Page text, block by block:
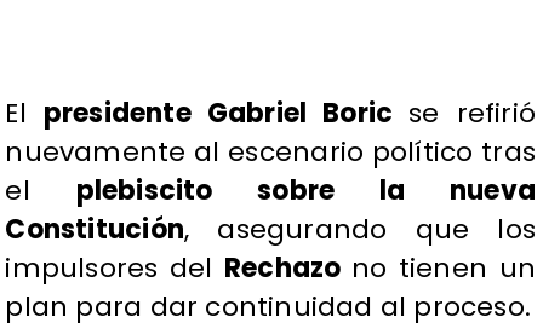
El presidente Gabriel Boric se refirió
nuevamente al escenario político tras
el plebiscito sobre la nueva
Constitución, asegurando que los
impulsores del Rechazo no tienen un
plan para dar continuidad al proceso.